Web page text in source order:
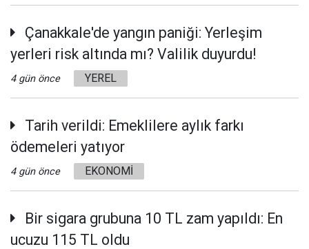
Çanakkale'de yangın paniği: Yerleşim
yerleri risk altında mı? Valilik duyurdu!
4 gün önce YEREL
Tarih verildi: Emeklilere aylık farkı
ödemeleri yatıyor
4 gün önce EKONOMİ
Bir sigara grubuna 10 TL zam yapıldı: En
ucuzu 115 TL oldu